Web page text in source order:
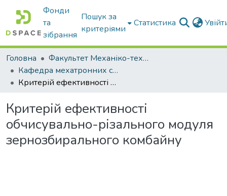
Фонди
та
зібрання
Пошук за
критеріями
Статистика
Головна
Факультет Механіко-технологічний
Кафедра мехатронних систем тракторів та сільскогосподарських машин
Критерій ефективності обчисувально-різального модуля зернозбирального комбайну
Критерій ефективності
обчисувально-різального модуля
зернозбирального комбайну